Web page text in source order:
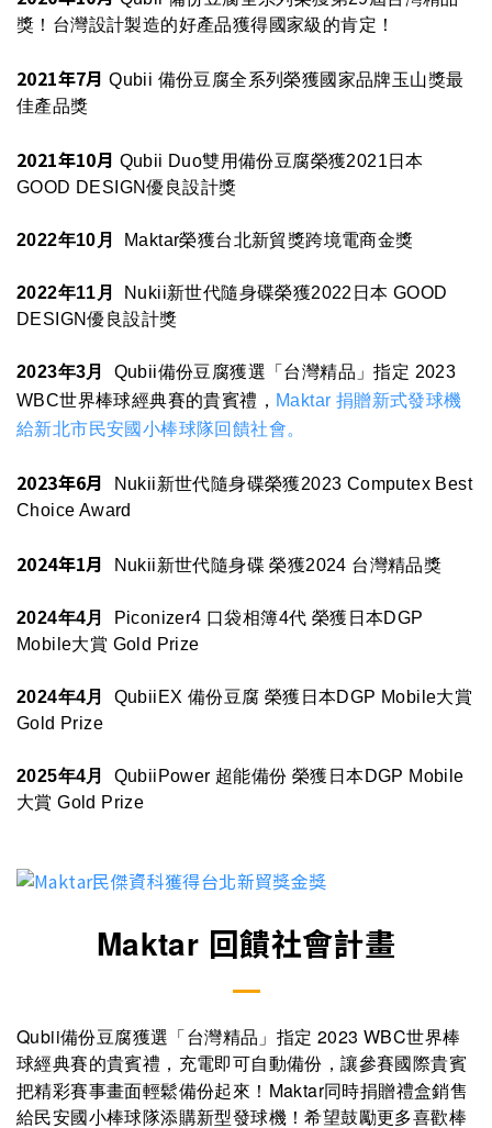
獎！台灣設計製造的好產品獲得國家級的肯定！
2021年7月 Qubii 備份豆腐全系列榮獲國家品牌玉山獎最
佳產品獎
2021年10月 Qubii Duo雙用備份豆腐榮獲2021日本
GOOD DESIGN優良設計獎
2022年10月 Maktar榮獲台北新貿獎跨境電商金獎
2022年11月
Nukii新世代隨身碟榮獲2022日本 GOOD
DESIGN優良設計獎
2023年3月 Qubii備份豆腐獲選 「台灣精品」指定 2023
WBC世界棒球經典賽的貴賓禮， Maktar 捐贈新式發球機
給新北市民安國小棒球隊回饋社會。
2023年6月
Nukii新世代隨身碟榮獲2023 Computex Best
Choice Award
2024年1月 Nukii新世代隨身碟 榮獲2024 台灣精品獎
2024年4月
Piconizer4 口袋相簿4代 榮獲日本DGP
Mobile大賞 Gold Prize
2024年4月
QubiiEX 備份豆腐 榮獲日本DGP Mobile大賞
Gold Prize
2025年4月
QubiiPower 超能備份 榮獲日本DGP Mobile
大賞 Gold Prize
Maktar 回饋社會計畫
Qubii備份豆腐獲選「台灣精品」指定 2023 WBC世界棒
球經典賽的貴賓禮，充電即可自動備份，讓參賽國際貴賓
把精彩賽事畫面輕鬆備份起來！ Maktar同時捐贈禮盒銷售
給民安國小棒球隊添購新型發球機！希望鼓勵更多喜歡棒